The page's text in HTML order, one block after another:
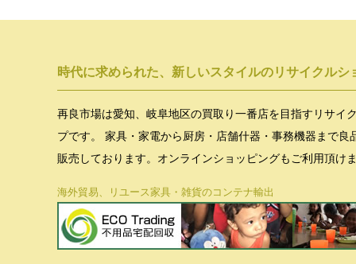
時代に求められた、新しいスタイルのリサイクルシ
再良市場は愛知、岐阜地区の買取り一番店を目指すリサイ
プです。 家具・家電から厨房・店舗什器・事務機器まで良
販売しております。オンラインショッピングもご利用頂けま
海外貿易、リユース家具・雑貨のコンテナ輸出